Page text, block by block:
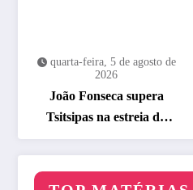
quarta-feira, 5 de agosto de
2026
João Fonseca supera
Tsitsipas na estreia do
Masters 1000 de
Montreal